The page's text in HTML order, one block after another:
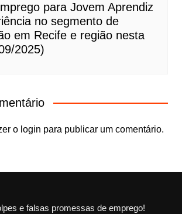
para Jovem Aprendiz
no segmento de
em Recife e região nesta
2025)
o login para publicar um comentário.
e falsas promessas de emprego!